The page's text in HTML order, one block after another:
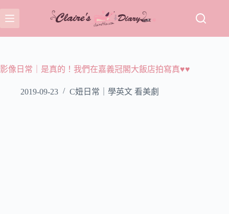
至
主
容
影像日常｜是真的！我們在嘉義冠閣大飯店拍寫真♥♥
2019-09-23 C妞日常｜學英文 看美劇